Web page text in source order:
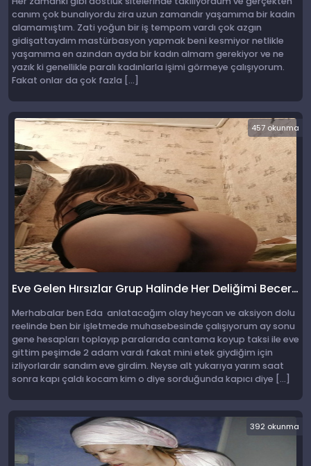
canım çok bunalıyordu zira uzun zamandır yaşamıma bir kadın
alamamıştım. Zati yoğun bir iş tempom vardı çok azgın
gidişattaydım mastürbasyon yapmak beni kesmiyor netlikle
yaşamıma en azından ayda bir kadın almam gerekiyor ve ne
yazık ki genellikle paralı kadınlarla işimi görmeye çalışıyorum.
Fakat onlar da çok fazla […]
457 okunma
Eve Gelen Hırsızlar Grup Halinde Her Deliğimi Becerdiler
Merhabalar ben Eda anlatacağım olay heycan ve aksiyon dolu
reelinde ben bir işletmede muhasebesinde çalışıyorum ay sonu
gene hesapları toplayıp paralarıda cantama koyup taksi ile eve
gittim peşimde 2 adam vardı fakat mini etek giydiğim için
izliyorlardır sandım eve girdim. Neyse alt yukarıya yarım saat
sonra kapı çaldı kocam kim o diye sorduğunda kapıcı diye […]
392 okunma